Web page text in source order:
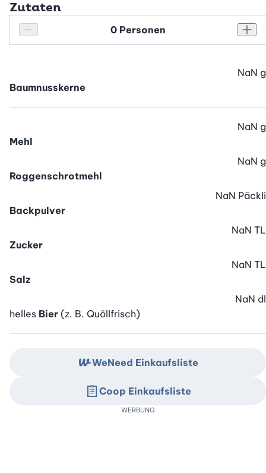
Zutaten
Personenanzahl verringern
Personenanzahl
Baumnusskerne
NaN g
Mehl
NaN g
Roggenschrotmehl
NaN g
Backpulver
NaN Päckli
Zucker
NaN TL
Salz
NaN TL
helles Bier (z. B. Quöllfrisch)
NaN dl
WeNeed Einkaufsliste
Coop Einkaufsliste
WERBUNG